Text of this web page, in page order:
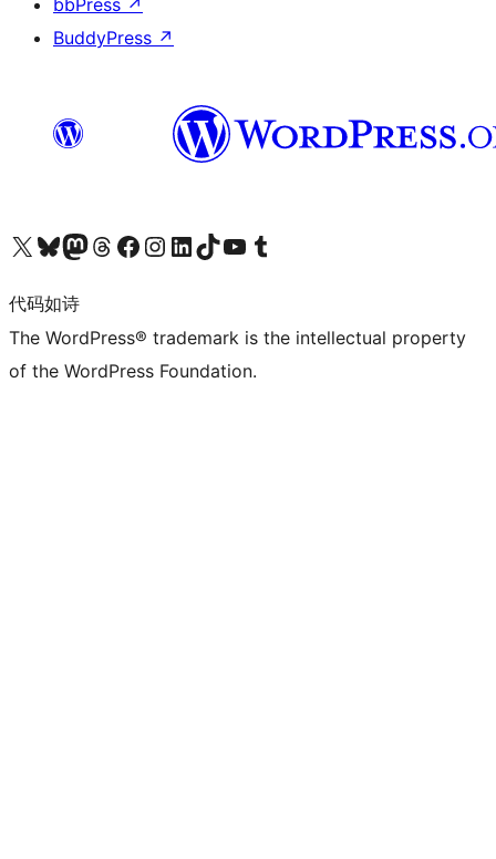
BuddyPress ↗
关注我们的 X（原 Twitter）账号访问我们的 Bluesky 账号关注我们的 Mastodon 账号访问我们的 Threads 账号 访问我们的 Facebook 公共主页关注我们的 Instagram 账号 关注我们的 LinkedIn 主页访问我们的 TikTok 账号访问我们的 YouTube 频道 访问我们的 Tumblr 账号
代码如诗
The WordPress® trademark is the intellectual property
of the WordPress Foundation.